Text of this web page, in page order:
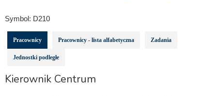
Symbol: D210
Pracownicy Pracownicy - lista alfabetyczna Zadania
Jednostki podległe
Kierownik Centrum